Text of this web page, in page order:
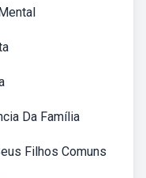
Da Família
Filhos Comuns